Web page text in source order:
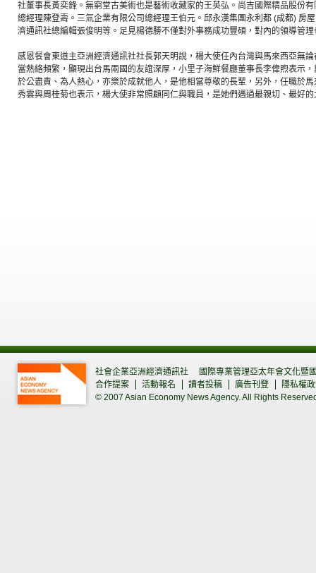
社董事長黃奕鋒。無窮堂古美術也是藝術收藏家的王英弘。尚吉國際精品股份
總經理陳登壽。三氚企業有限公司總經理王伯元。邱永漢集團永利都 (成都) 房
濟通訊社總編輯張俊明等。足見楊德勝不僅對外事務成功豐碩，對內的領導管
感恩餐會東道主亞洲經濟通訊社社長郭天明說，楊大使任內台灣與馬來西亞無
當熱絡頻繁，顯現出台馬兩國的友誼深厚，小里子海鮮餐廳董事長李偉煦表示
於公盡責、為人熱心，亦樂於成就他人，是他相當尊敬的長輩，另外，任職於
秀雲與周桂菊也表示，楊大使非常照顧同仁與職員，是她們遇過最親切、最好的
社會企業亞洲經濟通訊社
國際專業管理亞太年會文化暨
合作提案
活動報名 讀者投稿 廣告刊登
隱私權
© 2007 Asian Economy News Agency. All Rights